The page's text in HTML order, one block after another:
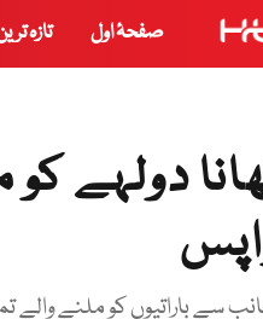
صفحۂ اول تازہ
دولہے
سے باراتیوں کو ملنے